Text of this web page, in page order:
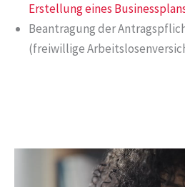
Erstellung eines
Beantragung der
(freiwillige